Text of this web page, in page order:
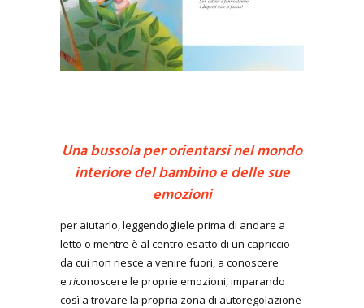
Una bussola per orientarsi nel mondo
interiore del bambino e delle sue
emozioni
per aiutarlo, leggendogliele prima di andare a
letto o mentre è al centro esatto di un capriccio
da cui non riesce a venire fuori, a conoscere
e riconoscere le proprie emozioni, imparando
così a trovare la propria zona di autoregolazione